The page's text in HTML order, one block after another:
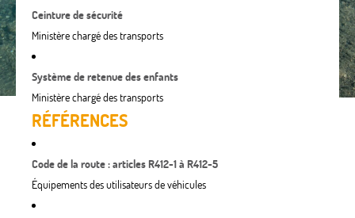
Ceinture de sécurité
Ministère chargé des transports
Système de retenue des enfants
Ministère chargé des transports
RÉFÉRENCES
Code de la route : articles R412-1 à R412-5
Équipements des utilisateurs de véhicules